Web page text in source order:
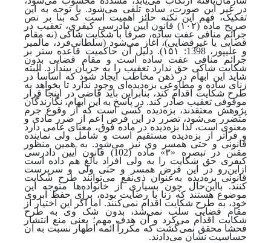
در غیر این صورت، ساده تلقی می‌شود. با توجه ‌به این
تفکیک، فهم این نکته حائز اهمیت است که بنا بر نص
صریح ماده (۱۰۲) قانون آیین دادرسی کیفری، تعقیب در
جرائم منافی عفت ساده، صرفاً با شکایت شاکی (نه مقام
قضایی یا غیرقضایی)، آغاز می‌شود (سلطانی‌فرد، مالمیر
و علیپور، 1398: ۱۵۱).
دلیل آن حاکمیت قاعده ستر بر
جرائم منافی عفت ساده است و مقام قضایی بدون
شکایت شاکی حق ندارد تعقیب را به جریان بیندازد. البته
شاید این ابهام در ذهن مخاطب ایجاد شود که اساساً در
زنای ساده و مطاوعی بزه‌دیده‌ای وجود ندارد تا بخواهد به
طرح شکایت اقدام کند، بنابراین باید قاضی در اینجا قرار
موقوفی تعقیب صادر کند. در پاسخ به این ابهام، نگارندگان
پژوهش معتقدند، بزه‌دیده کسی است که از وقوع جرم
متضرر می‌شود، تضرر در این فرض اعم از ضرر مادی و
معنوی است، لذا بزه‌دیده در ماده فوق، معنای عامی دارد
و فراتر از بزه‌دیده مستقیم است و شامل ولی نماینده
قانونی و حتی همسر وی نیز می‌شود. به همین منظور
مقنن در تبصره «۳» ماده (102) قانون آیین دادرسی
کیفری حق شکایت را به ولی افراد بالغ هم داده است
ازاین‌رو در این فرض همسر و حتی ولی و سرپرست
قانونی بزه‌دیده به‌عنوان ذی‌نفع می‌توانند طرح شکایت
کنند. بااین‌حال چون بسیاری از خانواده‌ها متوجه این
موضوع هستند که زنا با رضایت بوده، برای حفظ آبروی
خود، به طرح شکایت اقدام نمی‌کنند. اما اگر این اختیار از
مقام قضایی سلب نمی‌شد، بدون شک وی به طرح
شکایت اقدام می‌کرد و آن هدف مهم؛ یعنی منع انتشار
فحشا محقق نمی‌گشت که مکرراً ائمه اطهار نسبت به آن
حساسیت نشان می‌دادند.